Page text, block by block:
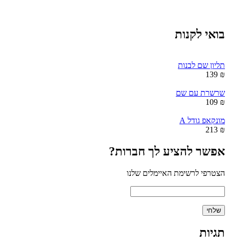
בואי לקנות
תליון שם לבנות
₪ 139
שרשרת עם שם
₪ 109
מונקאפ גודל A
₪ 213
אפשר להציע לך חברות?
הצטרפי לרשימת האיימלים שלנו
תגיות